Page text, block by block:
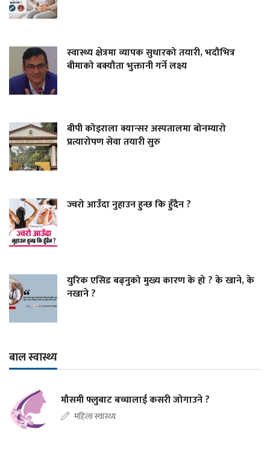
स्वास्थ्य क्षेत्रमा व्यापक सुधारको तयारी, भदौभित्र
बीमाको बक्यौता भुक्तानी गर्ने लक्ष्य
बीपी कोइराला क्यान्सर अस्पतालमा बोनम्यारो
प्रत्यारोपण सेवा तयारी सुरु
ज्वरो आउँदा नुहाउन हुन्छ कि हुँदैन ?
युरिक एसिड बढ्नुको मुख्य कारण के हो ? के खाने, के
नखाने ?
बाल स्वास्थ्य
मौसमी फ्लुबाट बच्चालाई कसरी जोगाउने ?
महिला स्वास्थ्य